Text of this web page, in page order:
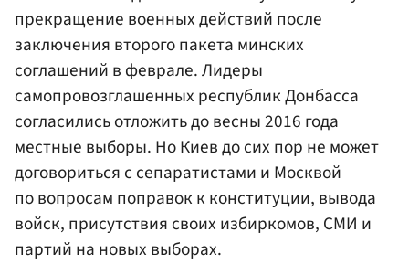
прекращение военных действий после
заключения второго пакета минских
соглашений в феврале. Лидеры
самопровозглашенных республик Донбасса
согласились отложить до весны 2016 года
местные выборы. Но Киев до сих пор не может
договориться с сепаратистами и Москвой
по вопросам поправок к конституции, вывода
войск, присутствия своих избиркомов, СМИ и
партий на новых выборах.